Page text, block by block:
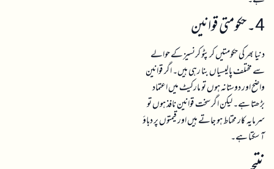
دنیا بھر کی حکومتیں کرپٹو کرنسیز کے حوالے
سے مختلف پالیسیاں بنا رہی ہیں۔ اگر قوانین
واضح اور دوستانہ ہوں تو مارکیٹ میں اعتماد
بڑھتا ہے۔ لیکن اگر سخت قوانین نافذ ہوں تو
سرمایہ کار محتاط ہو جاتے ہیں اور قیمتوں پر دباؤ
آ سکتا ہے۔
نتیجہ
کرپٹو مارکیٹ بظاہر پیچیدہ نظر آتی ہے لیکن اگر